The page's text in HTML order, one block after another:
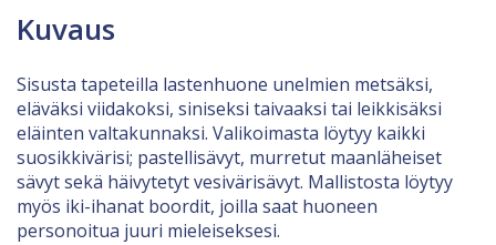
Kuvaus
Sisusta tapeteilla lastenhuone unelmien metsäksi,
eläväksi viidakoksi, siniseksi taivaaksi tai leikkisäksi
eläinten valtakunnaksi. Valikoimasta löytyy kaikki
suosikkivärisi; pastellisävyt, murretut maanläheiset
sävyt sekä häivytetyt vesivärisävyt. Mallistosta löytyy
myös iki-ihanat boordit, joilla saat huoneen
personoitua juuri mieleiseksesi.